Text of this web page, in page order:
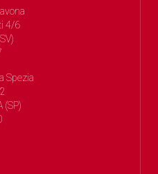
4/6
Spezia
(SP)